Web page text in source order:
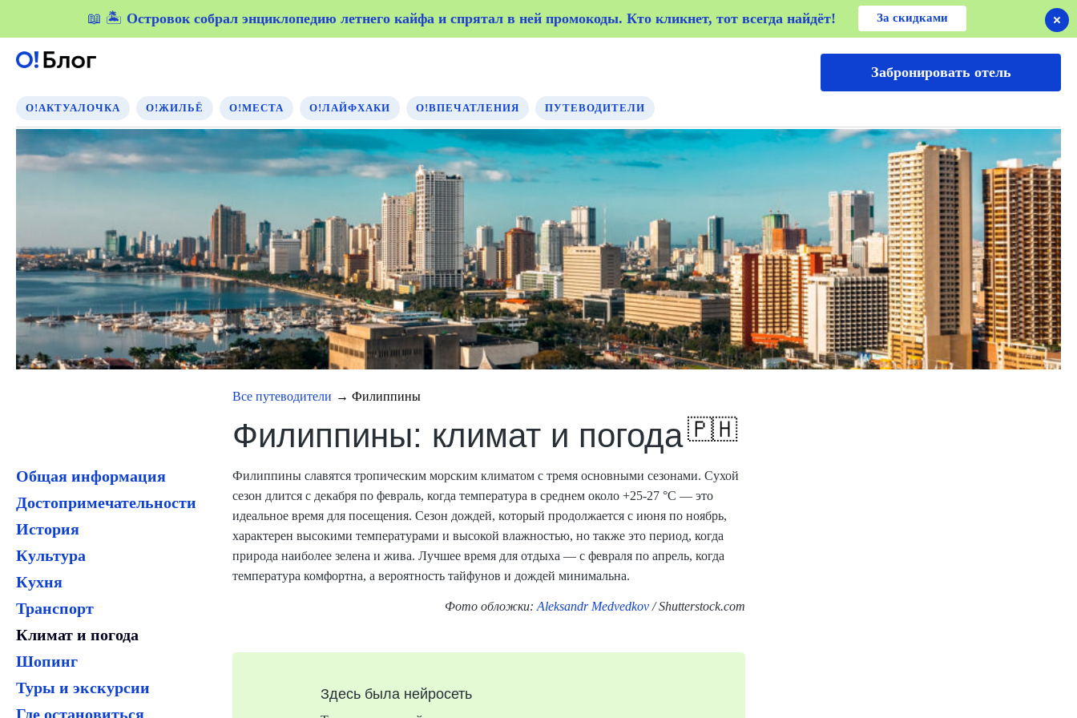
📖 🏝️ Островок собрал энциклопедию летнего кайфа и спрятал в ней промокоды. Кто кликнет, тот всегда найдёт! За скидками
Забронировать отель
О!АКТУАЛОЧКА О!ЖИЛЬЁ О!МЕСТА О!ЛАЙФХАКИ О!ВПЕЧАТЛЕНИЯ ПУТЕВОДИТЕЛИ
Островок собрал энциклопедию летнего кайфа и спрятал в ней промокоды. Кто кликнет, тот всегда найдёт!
Все путеводители → Филиппины
Филиппины: климат и погода🇵🇭
Общая информация
Достопримечательности
История
Культура
Кухня
Транспорт
Климат и погода
Шопинг
Туры и экскурсии
Где остановиться
Филиппины славятся тропическим морским климатом с тремя основными сезонами. Сухой
сезон длится с декабря по февраль, когда температура в среднем около +25-27 °C — это
идеальное время для посещения. Сезон дождей, который продолжается с июня по ноябрь,
характерен высокими температурами и высокой влажностью, но также это период, когда
природа наиболее зелена и жива. Лучшее время для отдыха — с февраля по апрель, когда
температура комфортна, а вероятность тайфунов и дождей минимальна.
Фото обложки: Aleksandr Medvedkov / Shutterstock.com
Здесь была нейросеть